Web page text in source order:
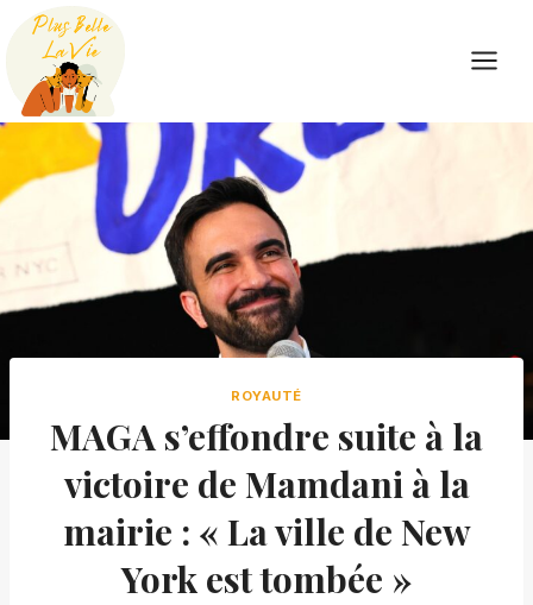
Skip
content
ROYAUTÉ
MAGA s’effondre suite à la
victoire de Mamdani à la
mairie : « La ville de New
York est tombée »